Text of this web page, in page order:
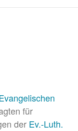
für
der Ev.-Luth.